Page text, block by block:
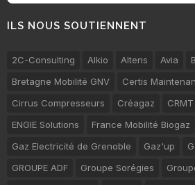
ILS NOUS SOUTIENNENT
2C-Consulting Alkio Altens Avia
Bretagne Mobilité GNV
Certis
Cirrus Compresseurs
Créagaz CRMT
ENGIE Solutions
France Mobilité Biogaz
Gaz Electricité de Grenoble
Gaz'up
GROUPE ADF
Groupe Sorégies